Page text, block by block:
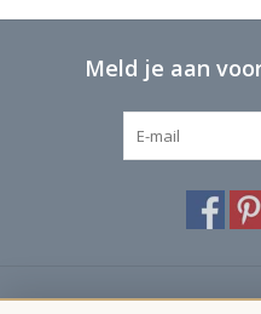
Meld je aan